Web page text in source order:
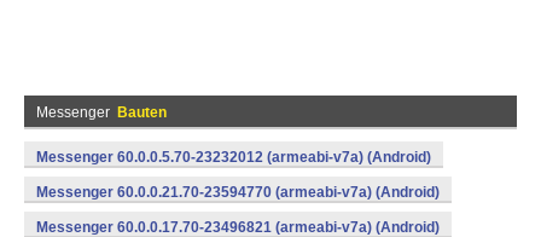
Messenger Bauten
Messenger 60.0.0.5.70-23232012 (armeabi-v7a) (Android)
Messenger 60.0.0.21.70-23594770 (armeabi-v7a) (Android)
Messenger 60.0.0.17.70-23496821 (armeabi-v7a) (Android)